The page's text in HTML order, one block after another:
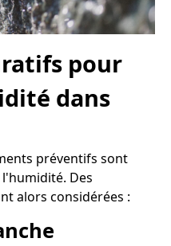
pour
dans
préventifs sont
Des
alors considérées :